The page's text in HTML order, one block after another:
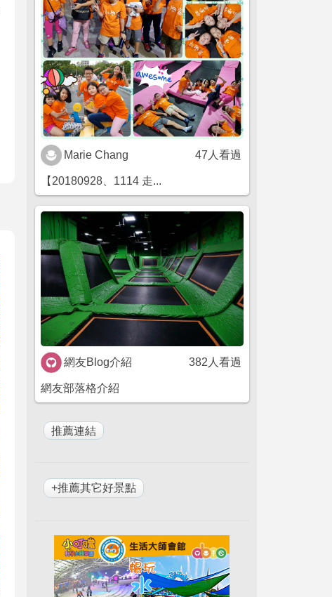
Marie Chang 47人看過
【20180928、1114 走...
網友Blog介紹 382人看過
網友部落格介紹
+推薦其它好景點